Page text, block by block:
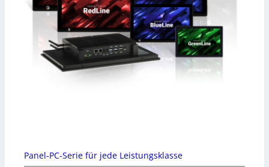
Panel-PC-Serie für jede Leistungsklasse